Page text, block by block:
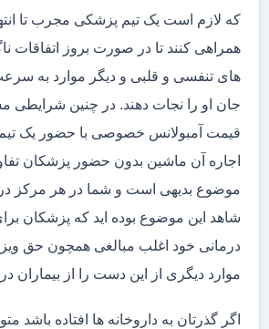
که لازم است یک تیم پزشکی مجرب تا
همراهی کنند تا در صورت بروز اتفاقات
های تنفسی و قلبی و دیگر موارد به
جان او را نجات دهند. در چنین
قیمت آمبولانس خصوصی با حضور یک تیم
اجاره آن ماشین بدون حضور پزشکان
موضوع بدیهی است و شما در هر مرکز
شاهد این موضوع بوده اید که پزشکان
درمانی خود اغلب مبالغی همچون حق
موارد دیگری از این دست را از بیماران
اگر گذرتان به داروخانه ها افتاده باشد